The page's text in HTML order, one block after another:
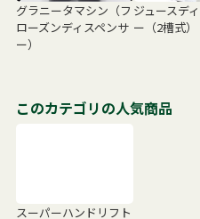
グラニータマシン（フ
ローズンディスペンサ
ー）
ジュースデ
ー（2槽式）
このカテゴリの人気商品
スーパーハンドリフト